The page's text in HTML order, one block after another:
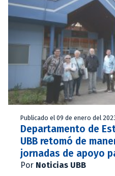
Publicado el 09 de enero del
Departamento de
UBB retomó de
jornadas de apoyo
Por Noticias UBB